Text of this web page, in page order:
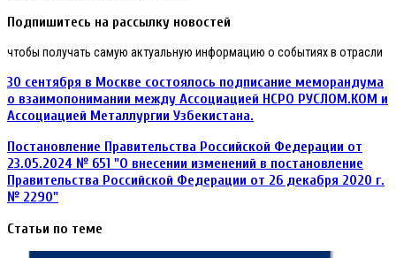
Подпишитесь на рассылку новостей
чтобы получать самую актуальную информацию о событиях в отрасли
30
сентября
в
Москве
подписание
меморандума
о
взаимопонимании
между
Ассоциацией
НСРО
РУСЛОМ.КОM
30 сентября в Москве состоялось подписание меморандума
о взаимопонимании между Ассоциацией НСРО РУСЛОМ.КОM и
Ассоциацией Металлургии Узбекистана.
Постановление
Правительства
Российской
Федерации
от
№
Постановление Правительства Российской Федерации от
23.05.2024 № 651 "О внесении изменений в постановление
Правительства Российской Федерации от 26 декабря 2020 г.
№ 2290"
Статьи по теме